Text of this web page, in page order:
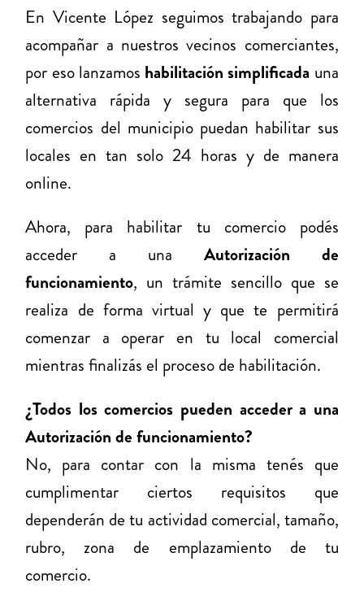
En Vicente López seguimos trabajando para
acompañar a nuestros vecinos comerciantes,
por eso lanzamos habilitación simplificada una
alternativa rápida y segura para que los
comercios del municipio puedan habilitar sus
locales en tan solo 24 horas y de manera
online.
Ahora, para habilitar tu comercio podés
acceder a una Autorización de
funcionamiento, un trámite sencillo que se
realiza de forma virtual y que te permitirá
comenzar a operar en tu local comercial
mientras finalizás el proceso de habilitación.
¿Todos los comercios pueden acceder a una
Autorización de funcionamiento?
No, para contar con la misma tenés que
cumplimentar ciertos requisitos que
dependerán de tu actividad comercial, tamaño,
rubro, zona de emplazamiento de tu
comercio.